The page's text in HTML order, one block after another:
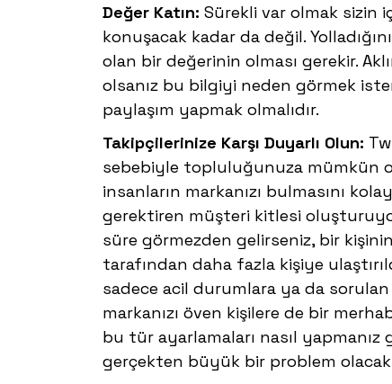
Değer Katın: Sürekli var olmak sizin
konuşacak kadar da değil.
olan bir değerinin olması gerekir.
olsanız bu bilgiyi neden görmek
paylaşım yapmak olmalıdır.
Takipçilerinize Karşı Duyarlı Olun:
sebebiyle topluluğunuza mümkün
insanların markanızı bulmasını
gerektiren müşteri kitlesi
süre görmezden gelirseniz, bir
tarafından daha fazla kişiye
sadece acil durumlara ya da
markanızı öven kişilere de bir
bu tür ayarlamaları nasıl
gerçekten büyük bir problem